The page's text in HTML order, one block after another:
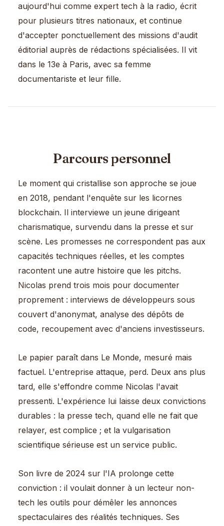
aujourd'hui comme expert tech à la radio, écrit
pour plusieurs titres nationaux, et continue
d'accepter ponctuellement des missions d'audit
éditorial auprès de rédactions spécialisées. Il vit
dans le 13e à Paris, avec sa femme
documentariste et leur fille.
Parcours personnel
Le moment qui cristallise son approche se joue
en 2018, pendant l'enquête sur les licornes
blockchain. Il interviewe un jeune dirigeant
charismatique, survendu dans la presse et sur
scène. Les promesses ne correspondent pas aux
capacités techniques réelles, et les comptes
racontent une autre histoire que les pitchs.
Nicolas prend trois mois pour documenter
proprement : interviews de développeurs sous
couvert d'anonymat, analyse des dépôts de
code, recoupement avec d'anciens investisseurs.
Le papier paraît dans Le Monde, mesuré mais
factuel. L'entreprise attaque, perd. Deux ans plus
tard, elle s'effondre comme Nicolas l'avait
pressenti. L'expérience lui laisse deux convictions
durables : la presse tech, quand elle ne fait que
relayer, est complice ; et la vulgarisation
scientifique sérieuse est un service public.
Son livre de 2024 sur l'IA prolonge cette
conviction : il voulait donner à un lecteur non-
tech les outils pour démêler les annonces
spectaculaires des réalités techniques. Ses